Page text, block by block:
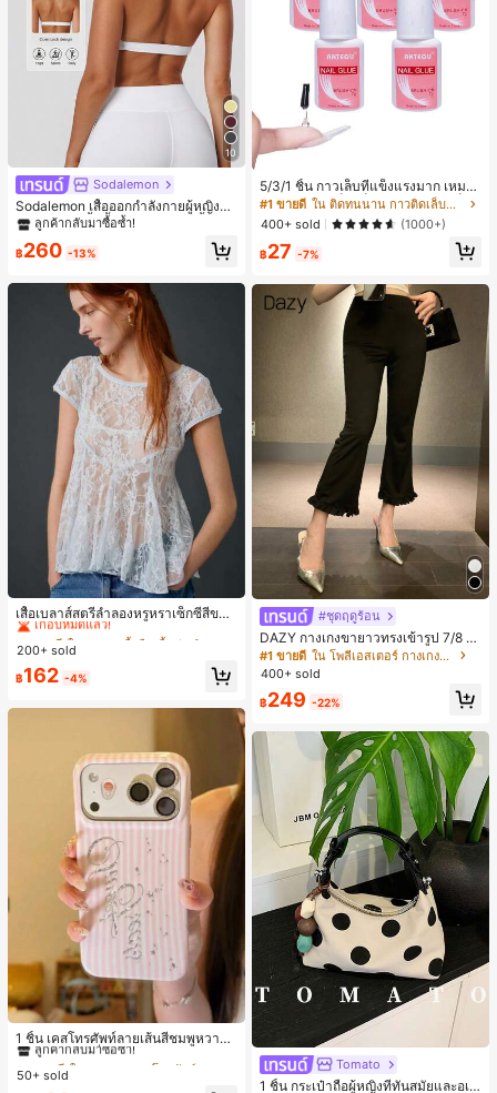
10
Sodalemon
Sodalemon เสื้อออกกำลังกายผู้หญิงแ
บบบิดหลัง, เสื้อชั้นในกีฬาโยคะสีพื้นแบ
ลูกค้ากลับมาซื้อซ้ำ!
฿260 -13%
เสื้อเบลาส์สตรีลำลองหรูหราเซ็กซี่สีขาว
จับจีบลูกไม้เปิดหลังสำหรับฤดูร้อน
#1 ขายดี
เกือบหมดแล้ว!
#1 ขายดี
เกือบหมดแล้ว!
#1 ขายดี
เกือบหมดแล้ว!
#1 ขายดี
ใน หลวม เสื้อยืดเนื้อนุ่มสำหรับใส่ทุกวัน
200+ sold
฿162 -4%
1 ชิ้น เคสโทรศัพท์ลายเส้นสีชมพูหวาน
พิมพ์ตัวอักษรเลื่อม กันกระแทก กลิตเตอ
ร์ สำหรับ IPhone 17 Pro Max, 17 Pro,
16 Pro Max, 16 Pro, 15 Pro, 18 Pro, 1
#3 ขายดี ใน ลายทาง เคสโทรศัพท์
ลูกค้ากลับมาซื้อซ้ำ!
#3 ขายดี ใน ลายทาง เคสโทรศัพท์
ลูกค้ากลับมาซื้อซ้ำ!
#3 ขายดี ใน ลายทาง เคสโทรศัพท์
ลูกค้ากลับมาซื้อซ้ำ!
50+ sold
5/3/1 ชิ้น กาวเล็บที่แข็งแรงมาก เหมาะ
สำหรับปลายเล็บ เล็บอะคริลิค และเล็บป
ลอม กาวเล็บ กาวเล็บแบบแปรง เหมาะ
สำหรับเล็บปลอม ทนทานและยาวนาน เ
หมาะสำหรับเล็บอะคริลิค ปลายเล็บปลอ
ม เจลเล็บ
#1 ขายดี
ใน ติดทนนาน กาวติดเล็บและสารยึดติด
400+ sold
(1000+)
฿27 -7%
#ชุดฤดูร้อน
DAZY กางเกงขายาวทรงเข้ารูป 7/8 ส่
วนสำหรับผู้หญิง กางเกงลำลอง กางเกง
เดรสผู้หญิง
#1 ขายดี
ใน โพลีเอสเตอร์ กางเกงผู้หญิง
400+ sold
฿249 -22%
Tomato
1 ชิ้น กระเป๋าถือผู้หญิงที่ทันสมัยและอเน